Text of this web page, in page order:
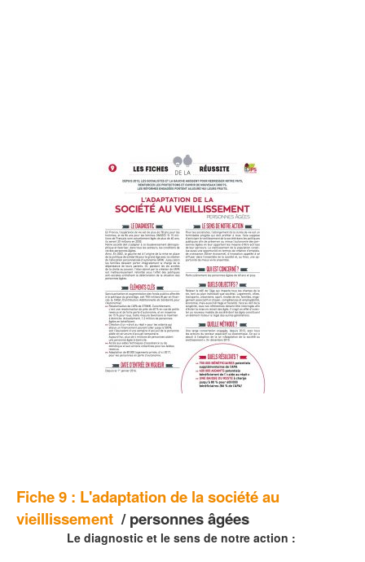
Fiche 9 : L'adaptation de la société au
vieillissement / personnes âgées
Le diagnostic et le sens de notre action :